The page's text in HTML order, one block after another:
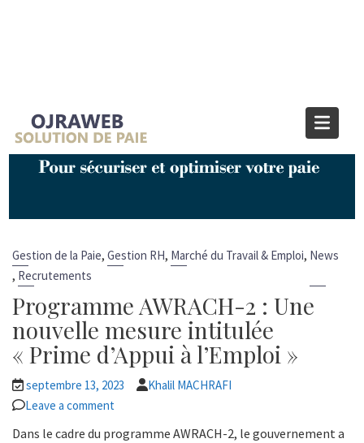
Gestion de la Paie,Gestion RH, Marché du Travail & Emploi, News
, Recrutements
Programme AWRACH-2 : Une
nouvelle mesure intitulée
« Prime d’Appui à l’Emploi »
septembre 13, 2023
Khalil MACHRAFI
Leave a comment
Dans le cadre du programme AWRACH-2, le gouvernement a